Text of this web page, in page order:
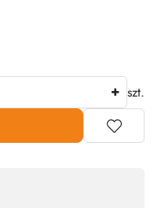
szt.